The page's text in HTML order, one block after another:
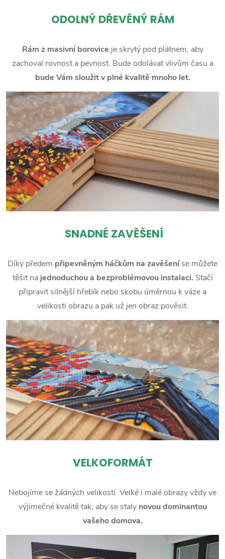
ODOLNÝ DŘEVĚNÝ RÁM
Rám z masivní borovice je skrytý pod plátnem, aby
zachoval rovnost a pevnost. Bude odolávat vlivům času a
bude Vám sloužit v plné kvalitě mnoho let.
SNADNÉ ZAVĚŠENÍ
Díky předem připevněným háčkům na zavěšeníse můžete
těšit na jednoduchou a bezproblémovou instalaci. Stačí
připravit silnější hřebík nebo skobu úměrnou k váze a
velikosti obrazu a pak už jen obraz pověsit.
VELKOFORMÁT
Nebojíme se žádných velikostí. Velké i malé obrazy vždy ve
výjimečné kvalitě tak, aby se staly novou dominantou
vašeho domova.